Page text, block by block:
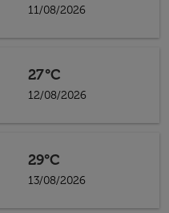
11/08/2026
27°C
12/08/2026
29°C
13/08/2026